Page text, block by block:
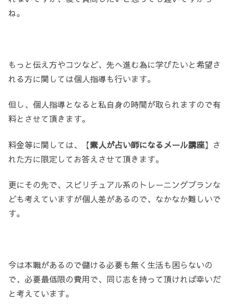
ね。
もっと伝え方やコツなど、先へ進む為に学びたいと希望さ
れる方に関しては個人指導も行います。
但し、個人指導となると私自身の時間が取られますので有
料とさせて頂きます。
料金等に関しては、【素人が占い師になるメール講座】さ
れた方に限定してお答えさせて頂きます。
更にその先で、スピリチュアル系のトレーニングプランな
ども考えていますが個人差があるので、なかなか難しいで
す。
今は本職があるので儲ける必要も無く生活も困らないの
で、必要最低限の費用で、同じ志を持って頂ければ幸いだ
と考えています。